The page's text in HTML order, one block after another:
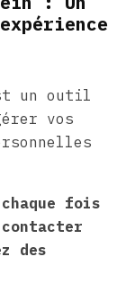
un outil
vos
fois
des